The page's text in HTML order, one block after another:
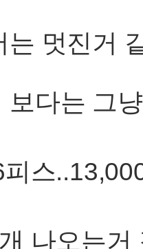
는 멋진거
보다는 그
스
나오는